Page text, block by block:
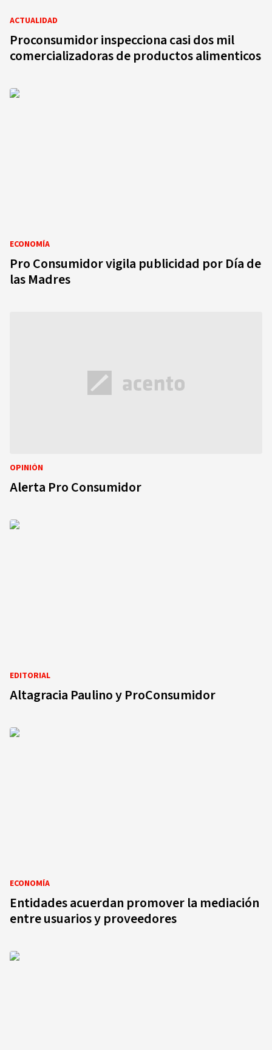
ACTUALIDAD
Proconsumidor inspecciona casi dos mil
comercializadoras de productos alimenticos
ECONOMÍA
Pro Consumidor vigila publicidad por Día de
las Madres
OPINIÓN
Alerta Pro Consumidor
EDITORIAL
Altagracia Paulino y ProConsumidor
ECONOMÍA
Entidades acuerdan promover la mediación
entre usuarios y proveedores